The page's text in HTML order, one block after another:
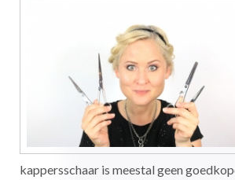
kappersschaar is meestal geen